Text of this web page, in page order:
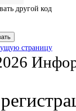
другой код
страницу